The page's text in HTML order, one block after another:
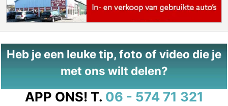
Heb je een leuke tip, foto of video die je
met ons wilt delen?
APP ONS! T. 06 - 574 71 321